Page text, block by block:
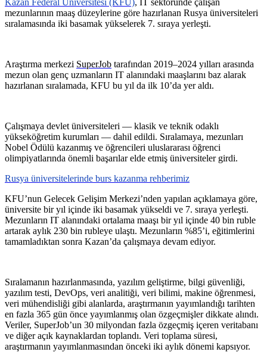
mezunlarının maaş düzeylerine göre hazırlanan Rusya üniversiteleri
sıralamasında iki basamak yükselerek 7. sıraya yerleşti.
Araştırma merkezi SuperJob tarafından 2019–2024 yılları arasında
mezun olan genç uzmanların IT alanındaki maaşlarını baz alarak
hazırlanan sıralamada, KFU bu yıl da ilk 10’da yer aldı.
Çalışmaya devlet üniversiteleri — klasik ve teknik odaklı
yükseköğretim kurumları — dahil edildi. Sıralamaya, mezunları
Nobel Ödülü kazanmış ve öğrencileri uluslararası öğrenci
olimpiyatlarında önemli başarılar elde etmiş üniversiteler girdi.
Rusya üniversitelerinde burs kazanma rehberimiz
KFU’nun Gelecek Gelişim Merkezi’nden yapılan açıklamaya göre,
üniversite bir yıl içinde iki basamak yükseldi ve 7. sıraya yerleşti.
Mezunların IT alanındaki ortalama maaşı bir yıl içinde 40 bin ruble
artarak aylık 230 bin rubleye ulaştı. Mezunların %85’i, eğitimlerini
tamamladıktan sonra Kazan’da çalışmaya devam ediyor.
Sıralamanın hazırlanmasında, yazılım geliştirme, bilgi güvenliği,
yazılım testi, DevOps, veri analitiği, veri bilimi, makine öğrenmesi,
veri mühendisliği gibi alanlarda, araştırmanın yayımlandığı tarihten
en fazla 365 gün önce yayımlanmış olan özgeçmişler dikkate alındı.
Veriler, SuperJob’un 30 milyondan fazla özgeçmiş içeren veritabanı
ve diğer açık kaynaklardan toplandı. Veri toplama süresi,
araştırmanın yayımlanmasından önceki iki aylık dönemi kapsıyor.